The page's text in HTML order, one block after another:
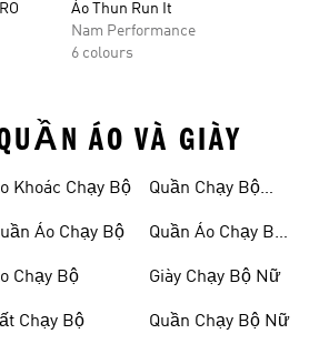
Áo Thun Run It
Nam Performance
6 colours
ÁO VÀ GIÀY
Khoác Chạy Bộ
Áo Chạy Bộ
Chạy Bộ
Chạy Bộ
Quần Chạy Bộ
Quần Áo Chạy Bộ
Giày Chạy Bộ Nữ
Quần Chạy Bộ Nữ